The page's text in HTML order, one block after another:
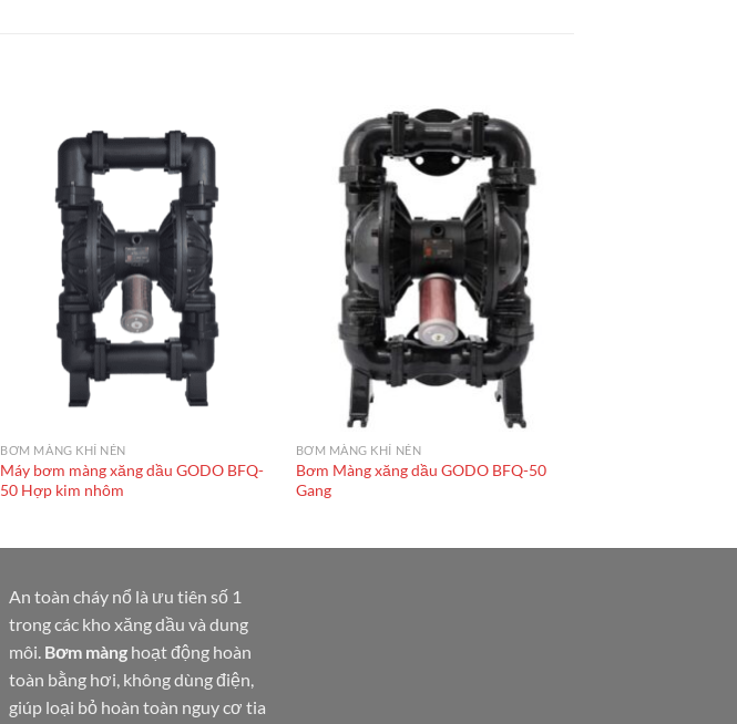
BƠM MÀNG KHÍ NÉN
Máy bơm màng xăng dầu GODO BFQ-
50 Hợp kim nhôm
BƠM MÀNG KHÍ NÉN
Bơm Màng xăng dầu GODO BFQ-50
Gang
An toàn cháy nổ là ưu tiên số 1
trong các kho xăng dầu và dung
môi. Bơm màng hoạt động hoàn
toàn bằng hơi, không dùng điện,
giúp loại bỏ hoàn toàn nguy cơ tia